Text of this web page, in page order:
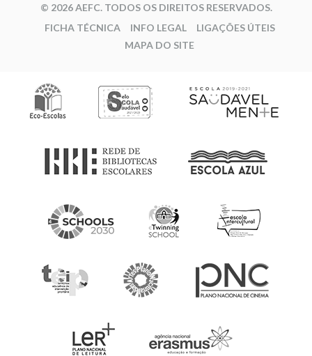
© 2026 AEFC. TODOS OS DIREITOS RESERVADOS.
FICHA TÉCNICA
INFO LEGAL
LIGAÇÕES ÚTEIS
MAPA DO SITE